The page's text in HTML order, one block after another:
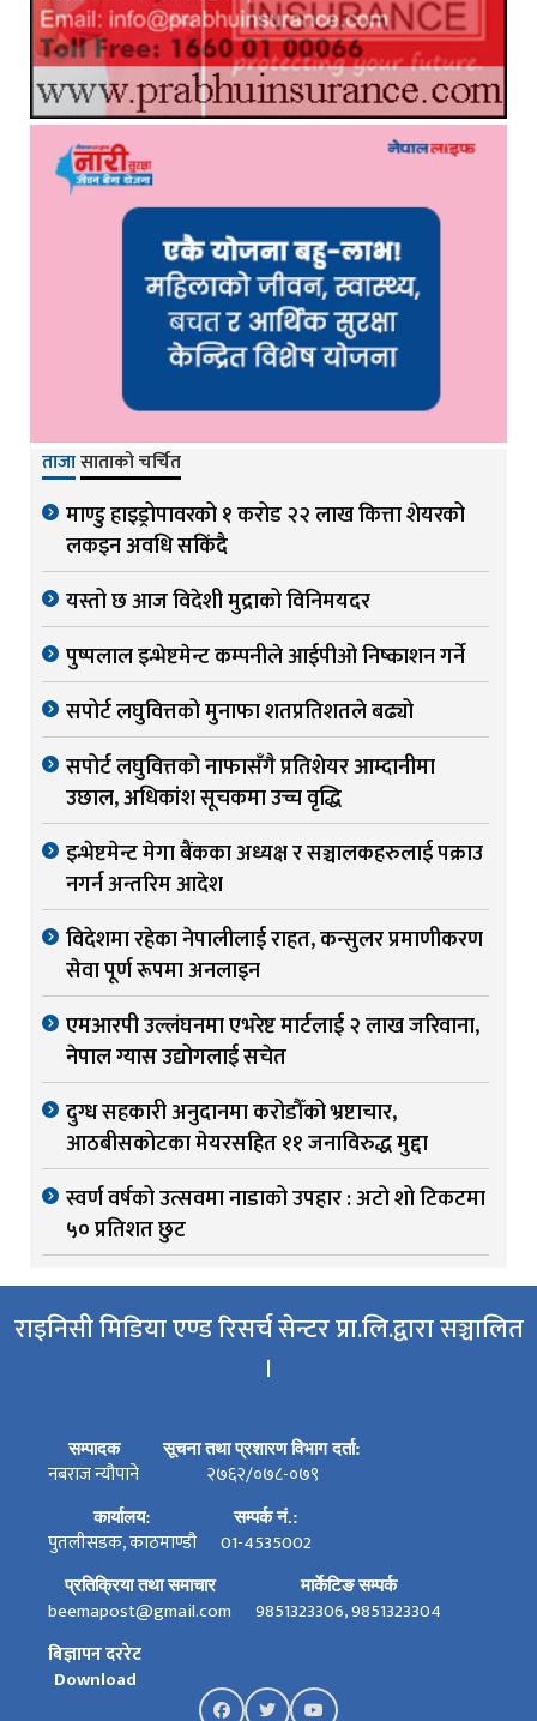
ताजासाताको चर्चित
माण्डु हाइड्रोपावरको १ करोड २२ लाख कित्ता शेयरको
लकइन अवधि सकिंदै
यस्तो छ आज विदेशी मुद्राको विनिमयदर
पुष्पलाल इन्भेष्टमेन्ट कम्पनीले आईपीओ निष्काशन गर्ने
सपोर्ट लघुवित्तको मुनाफा शतप्रतिशतले बढ्यो
सपोर्ट लघुवित्तको नाफासँगै प्रतिशेयर आम्दानीमा
उछाल, अधिकांश सूचकमा उच्च वृद्धि
इन्भेष्टमेन्ट मेगा बैंकका अध्यक्ष र सञ्चालकहरुलाई पक्राउ
नगर्न अन्तरिम आदेश
विदेशमा रहेका नेपालीलाई राहत, कन्सुलर प्रमाणीकरण
सेवा पूर्ण रूपमा अनलाइन
एमआरपी उल्लंघनमा एभरेष्ट मार्टलाई २ लाख जरिवाना,
नेपाल ग्यास उद्योगलाई सचेत
दुग्ध सहकारी अनुदानमा करोडौँको भ्रष्टाचार,
आठबीसकोटका मेयरसहित ११ जनाविरुद्ध मुद्दा
स्वर्ण वर्षको उत्सवमा नाडाको उपहार : अटो शो टिकटमा
५० प्रतिशत छुट
राइनिसी मिडिया एण्ड रिसर्च सेन्टर प्रा.लि.द्वारा सञ्चालित
।
सम्पादक
नबराज न्यौपाने
सूचना तथा प्रशारण विभाग दर्ता:
२७६२/०७८-०७९
कार्यालय:
पुतलीसडक, काठमाण्डौ
सम्पर्क नं.:
01-4535002
प्रतिक्रिया तथा समाचार
beemapost@gmail.com
मार्केटिङ सम्पर्क
9851323306, 9851323304
बिज्ञापन दररेट
Download